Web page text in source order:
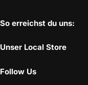
So erreichst du uns:
Unser Local Store
Follow Us